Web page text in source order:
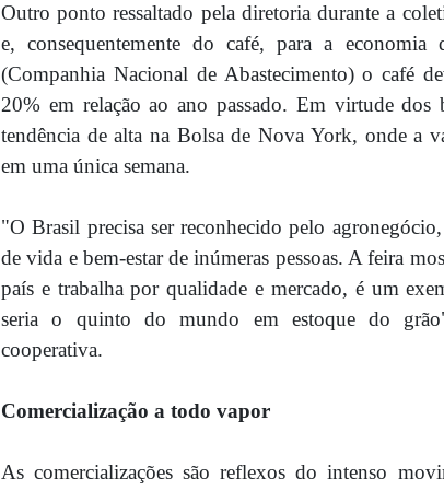
Outro ponto ressaltado pela diretoria durante a
e, consequentemente do café, para a
(Companhia Nacional de Abastecimento) o café
20% em relação ao ano passado. Em virtude dos
tendência de alta na Bolsa de Nova York, onde a
em uma única semana.
"O Brasil precisa ser reconhecido pelo
de vida e bem-estar de inúmeras pessoas. A feira
país e trabalha por qualidade e mercado, é um
seria o quinto do mundo em estoque do
cooperativa.
Comercialização a todo vapor
As comercializações são reflexos do intenso